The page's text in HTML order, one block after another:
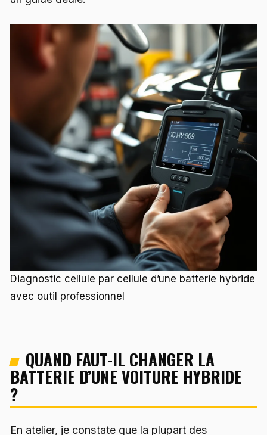
Diagnostic cellule par cellule d’une batterie hybride
avec outil professionnel
QUAND FAUT-IL CHANGER LA
BATTERIE D’UNE VOITURE HYBRIDE
?
En atelier, je constate que la plupart des